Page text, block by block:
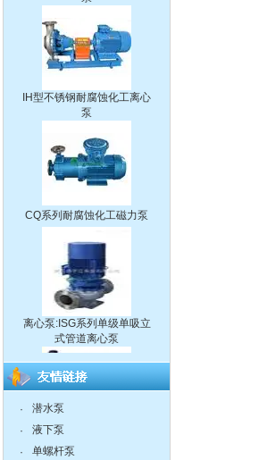
泵
离心泵:ISG系列单级单吸立
式管道离心泵
液下泵,耐腐蚀液下泵
·
潜水泵
·
液下泵
·
单螺杆泵